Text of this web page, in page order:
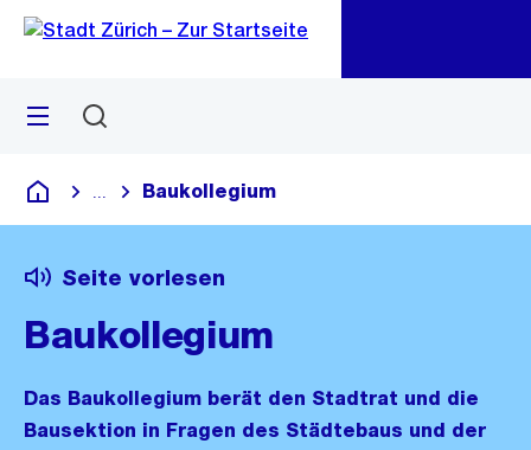
Navigation
Sprunglink
Menü
Deutsch
Blende alle Breadcrumbs ein
Baukollegium
Seite vorlesen
Baukollegium
Das Baukollegium berät den Stadtrat und die
Bausektion in Fragen des Städtebaus und der